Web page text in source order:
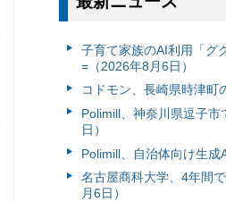
子育て家族のAI利用「グ
=（2026年8月6日）
コドモン、長崎県時津町
Polimill、神奈川県逗子
日）
Polimill、自治体向け生成
名古屋商科大学、4年間
月6日）